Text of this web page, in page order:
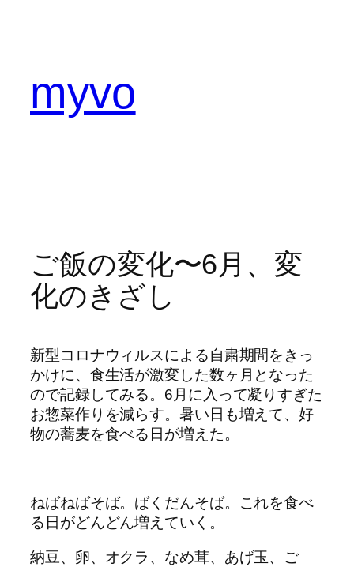
myvo
ご飯の変化〜6月、変
化のきざし
新型コロナウィルスによる自粛期間をきっ
かけに、食生活が激変した数ヶ月となった
ので記録してみる。6月に入って凝りすぎた
お惣菜作りを減らす。暑い日も増えて、好
物の蕎麦を食べる日が増えた。
ねばねばそば。ばくだんそば。これを食べ
る日がどんどん増えていく。
納豆、卵、オクラ、なめ茸、あげ玉、ご